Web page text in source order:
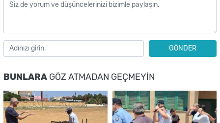
GÖNDER
BUNLARA GÖZ ATMADAN GEÇMEYIN